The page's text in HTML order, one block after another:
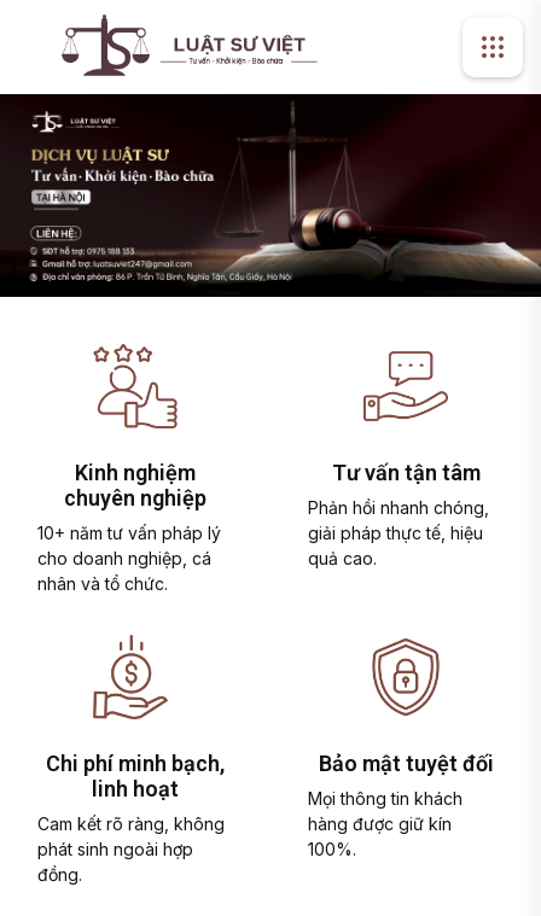
Kinh nghiệm
chuyên nghiệp
10+ năm tư vấn pháp lý
cho doanh nghiệp, cá
nhân và tổ chức.
Tư vấn tận tâm
Phản hồi nhanh chóng,
giải pháp thực tế, hiệu
quả cao.
Chi phí minh bạch,
linh hoạt
Cam kết rõ ràng, không
phát sinh ngoài hợp
đồng.
Bảo mật tuyệt đối
Mọi thông tin khách
hàng được giữ kín
100%.